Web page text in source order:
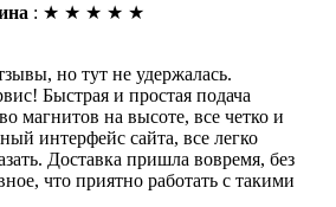
: ★ ★ ★ ★ ★
но тут не удержалась.
Быстрая и простая подача
магнитов на высоте, все четко и
интерфейс сайта, все легко
Доставка пришла вовремя, без
что приятно работать с такими